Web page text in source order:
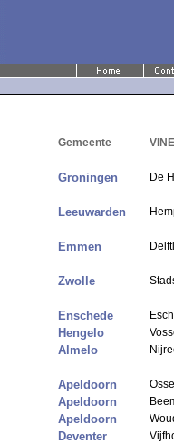
Gemeente
Groningen De
Leeuwarden
Emmen
Zwolle
Enschede
Hengelo
Almelo
Apeldoorn
Apeldoorn
Apeldoorn
Deventer